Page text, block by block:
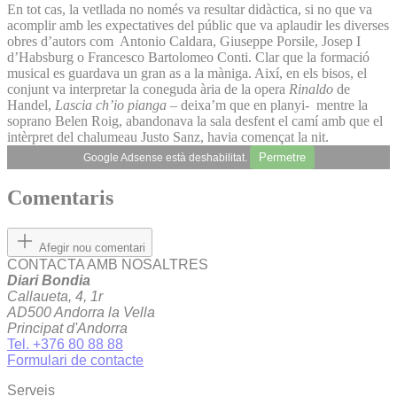
En tot cas, la vetllada no només va resultar didàctica, si no que va
acomplir amb les expectatives del públic que va aplaudir les diverses
obres d’autors com Antonio Caldara, Giuseppe Porsile, Josep I
d’Habsburg o Francesco Bartolomeo Conti. Clar que la formació
musical es guardava un gran as a la màniga. Així, en els bisos, el
conjunt va interpretar la coneguda ària de la opera Rinaldo de
Handel, Lascia ch’io pianga – deixa’m que en planyi- mentre la
soprano Belen Roig, abandonava la sala desfent el camí amb que el
intèrpret del chalumeau Justo Sanz, havia començat la nit.
Google Adsense està deshabilitat. Permetre
Comentaris
Afegir nou comentari
CONTACTA AMB NOSALTRES
Diari Bondia
Callaueta, 4, 1r
AD500 Andorra la Vella
Principat d'Andorra
Tel. +376 80 88 88
Formulari de contacte
Serveis